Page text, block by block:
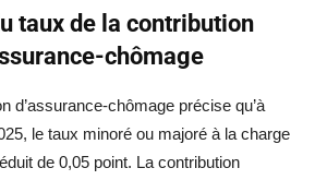
taux de la contribution
chômage
d’assurance-chômage précise qu’à
le taux minoré ou majoré à la charge
de 0,05 point. La contribution